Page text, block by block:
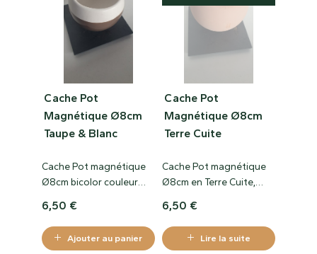
peu de nature dans
votre bureau ou tout
simplement pour offrir
simplement pour offrir
en cadeau.
Ajouter au panier
Cache Pot
Magnétique Ø8cm
Taupe & Blanc
Cache Pot magnétique
Ø8cm bicolor couleur
céramique, véritable pot
magnétique qui se colle
comme un magnets !
6,50 €
Lire la suite
Cache Pot
Magnétique Ø8cm
Terre Cuite
Cache Pot magnétique
Ø8cm en Terre Cuite,
magnétique qui se colle
comme un magnets !
S’accroche sur toutes les
6,50 €